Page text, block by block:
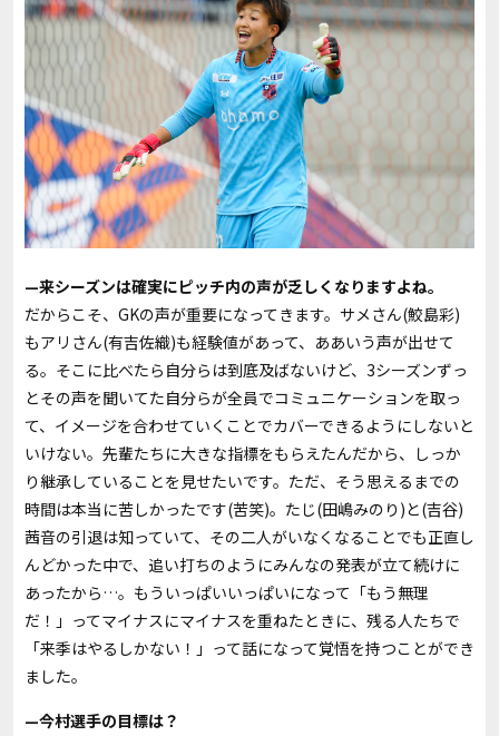
—来シーズンは確実にピッチ内の声が乏しくなりますよね。
だからこそ、GKの声が重要になってきます。サメさん(鮫島彩)
もアリさん(有吉佐織)も経験値があって、ああいう声が出せて
る。そこに比べたら自分らは到底及ばないけど、3シーズンずっ
とその声を聞いてた自分らが全員でコミュニケーションを取っ
て、イメージを合わせていくことでカバーできるようにしないと
いけない。先輩たちに大きな指標をもらえたんだから、しっか
り継承していることを見せたいです。ただ、そう思えるまでの
時間は本当に苦しかったです(苦笑)。たじ(田嶋みのり)と(吉谷)
茜音の引退は知っていて、その二人がいなくなることでも正直し
んどかった中で、追い打ちのようにみんなの発表が立て続けに
あったから…。もういっぱいいっぱいになって「もう無理
だ！」ってマイナスにマイナスを重ねたときに、残る人たちで
「来季はやるしかない！」って話になって覚悟を持つことができ
ました。
—今村選手の目標は？